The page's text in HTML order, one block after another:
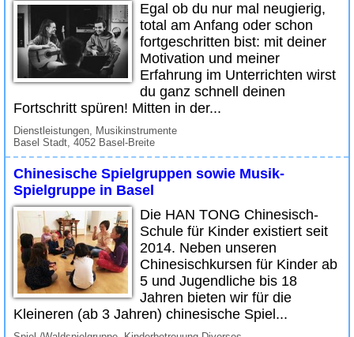
Egal ob du nur mal neugierig,
total am Anfang oder schon
fortgeschritten bist: mit deiner
Motivation und meiner
Erfahrung im Unterrichten wirst
du ganz schnell deinen
Fortschritt spüren! Mitten in der...
Dienstleistungen, Musikinstrumente
Basel Stadt, 4052 Basel-Breite
Chinesische Spielgruppen sowie Musik-
Spielgruppe in Basel
Die HAN TONG Chinesisch-
Schule für Kinder existiert seit
2014. Neben unseren
Chinesischkursen für Kinder ab
5 und Jugendliche bis 18
Jahren bieten wir für die
Kleineren (ab 3 Jahren) chinesische Spiel...